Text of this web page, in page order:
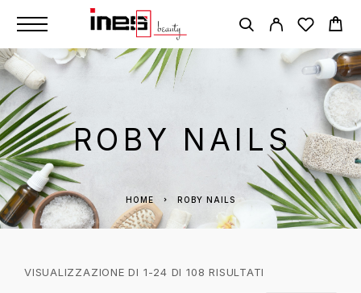
ROBY NAILS
HOME ROBY NAILS
VISUALIZZAZIONE DI 1-24 DI 108 RISULTATI